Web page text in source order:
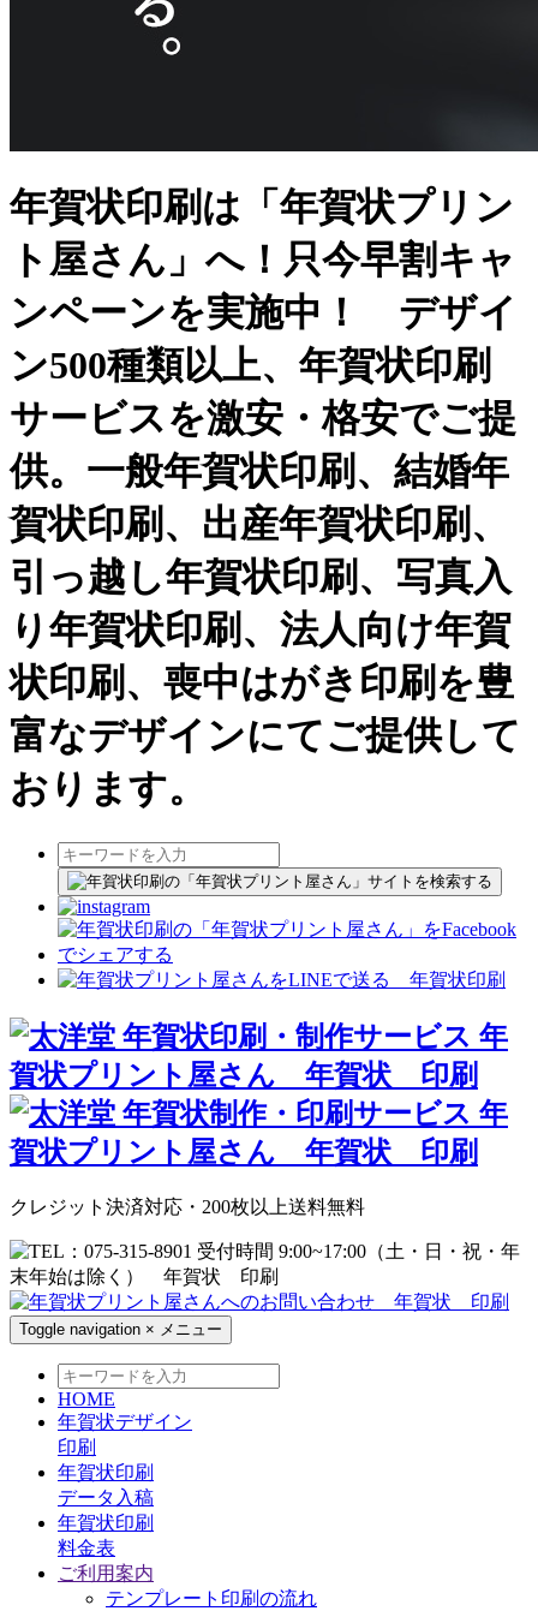
年賀状印刷は「年賀状プリン
ト屋さん」へ！只今早割キャ
ンペーンを実施中！ デザイ
ン500種類以上、年賀状印刷
サービスを激安・格安でご提
供。一般年賀状印刷、結婚年
賀状印刷、出産年賀状印刷、
引っ越し年賀状印刷、写真入
り年賀状印刷、法人向け年賀
状印刷、喪中はがき印刷を豊
富なデザインにてご提供して
おります。
クレジット決済対応・200枚以上送料無料
Toggle navigation × メニュー
HOME
年賀状デザイン
印刷
年賀状印刷
データ入稿
年賀状印刷
料金表
ご利用案内
テンプレート印刷の流れ